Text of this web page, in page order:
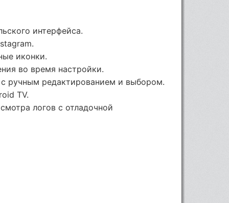
интерфейса.
иконки.
во время настройки.
ручным редактированием и выбором.
TV.
логов с отладочной